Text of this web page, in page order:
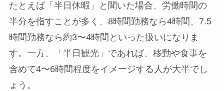
たとえば「半日休暇」と聞いた場合、労働時間の
半分を指すことが多く、8時間勤務なら4時間、7.5
時間勤務なら約3〜4時間といった扱いになりま
す。一方、「半日観光」であれば、移動や食事を
含めて4〜6時間程度をイメージする人が大半でし
ょう。